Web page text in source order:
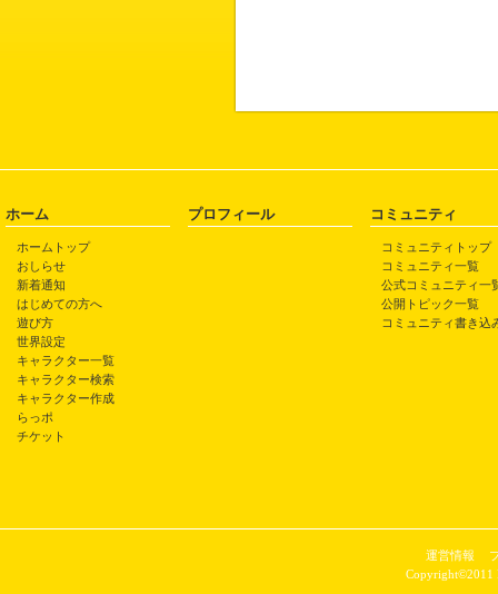
ホーム
ホームトップ
おしらせ
新着通知
はじめての方へ
遊び方
世界設定
キャラクター一覧
キャラクター検索
キャラクター作成
らっポ
チケット
プロフィール コミュニティ
コミュニティトップ
コミュニティ一覧
公式コミュニティ一
公開トピック一覧
コミュニティ書き込
運営情報
Copyright©2011